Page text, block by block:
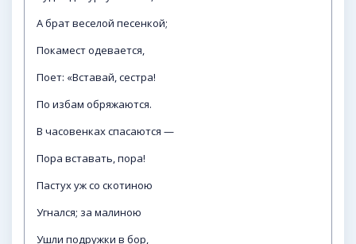
А брат веселой песенкой;
Покамест одевается,
Поет: «Вставай, сестра!
По избам обряжаются.
В часовенках спасаются —
Пора вставать, пора!
Пастух уж со скотиною
Угнался; за малиною
Ушли подружки в бор,